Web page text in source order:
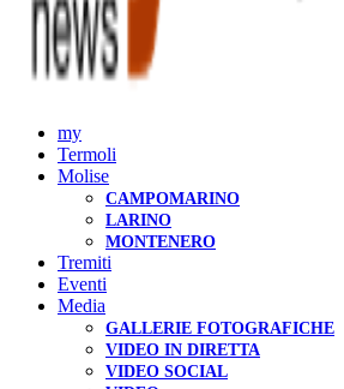
my
Termoli
Molise
CAMPOMARINO
LARINO
MONTENERO
Tremiti
Eventi
Media
GALLERIE FOTOGRAFICHE
VIDEO IN DIRETTA
VIDEO SOCIAL